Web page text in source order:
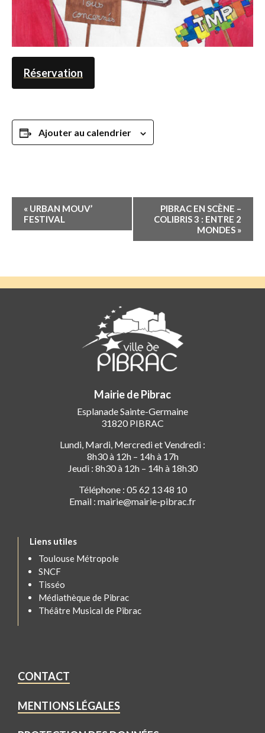
Réservation
Ajouter au calendrier
Navigation
Évènement
« URBAN MOUV’
FESTIVAL
PIBRAC EN SCÈNE –
COLIBRIS 3 : ENTRE 2
MONDES »
Mairie de Pibrac
Esplanade Sainte-Germaine
31820 PIBRAC
Lundi, Mardi, Mercredi et Vendredi :
8h30 à 12h – 14h à 17h
Jeudi : 8h30 à 12h – 14h à 18h30
Téléphone : 05 62 13 48 10
Email : mairie@mairie-pibrac.fr
Liens utiles
Toulouse Métropole
SNCF
Tisséo
Médiathèque de Pibrac
Théâtre Musical de Pibrac
CONTACT
MENTIONS LÉGALES